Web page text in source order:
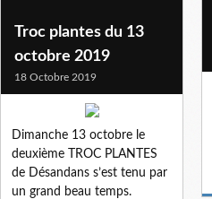
Troc plantes du 13
octobre 2019
18 Octobre 2019
Dimanche 13 octobre le
deuxième TROC PLANTES
de Désandans s’est tenu par
un grand beau temps.